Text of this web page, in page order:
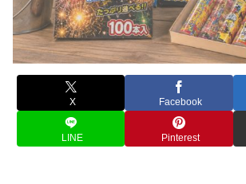
X Facebook
LINE Pinterest